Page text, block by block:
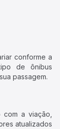
conforme a
de ônibus
passagem.
a viação,
atualizados